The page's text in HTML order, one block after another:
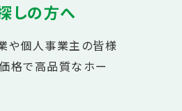
しの方へ
や個人事業主の皆様
格で高品質なホー